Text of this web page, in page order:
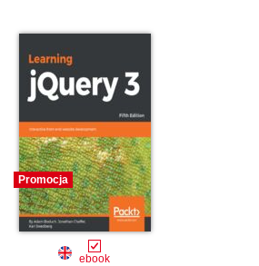
Promocja
ebook